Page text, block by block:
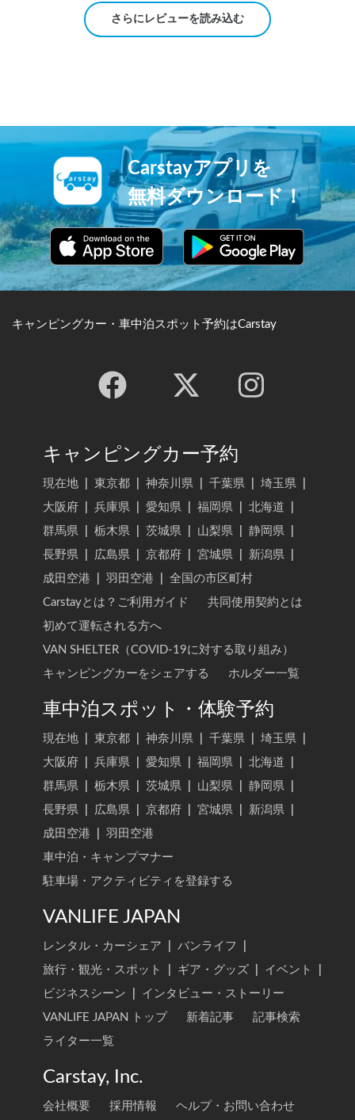
さらにレビューを読み込む
Carstayアプリを
無料ダウンロード！
キャンピングカー・車中泊スポット予約はCarstay
キャンピングカー予約
現在地 東京都 神奈川県 千葉県 埼玉県
大阪府
兵庫県 愛知県 福岡県 北海道
群馬県
栃木県 茨城県 山梨県 静岡県
長野県
広島県 京都府 宮城県 新潟県
成田空港
羽田空港
全国の市区町村
Carstayとは？ご利用ガイド
共同使用契約とは
初めて運転される方へ
VAN SHELTER（COVID-19に対する取り組み）
キャンピングカーをシェアする
ホルダー一覧
車中泊スポット・体験予約
現在地 東京都 神奈川県 千葉県 埼玉県
大阪府
兵庫県 愛知県 福岡県 北海道
群馬県
栃木県 茨城県 山梨県 静岡県
長野県
広島県 京都府 宮城県 新潟県
成田空港
羽田空港
車中泊・キャンプマナー
駐車場・アクティビティを登録する
VANLIFE JAPAN
レンタル・カーシェア バンライフ
旅行・観光・スポット
ギア・グッズ イベント
ビジネスシーン
インタビュー・ストーリー
VANLIFE JAPAN トップ
新着記事
記事検索
ライター一覧
Carstay, Inc.
会社概要 採用情報 ヘルプ・お問い合わせ